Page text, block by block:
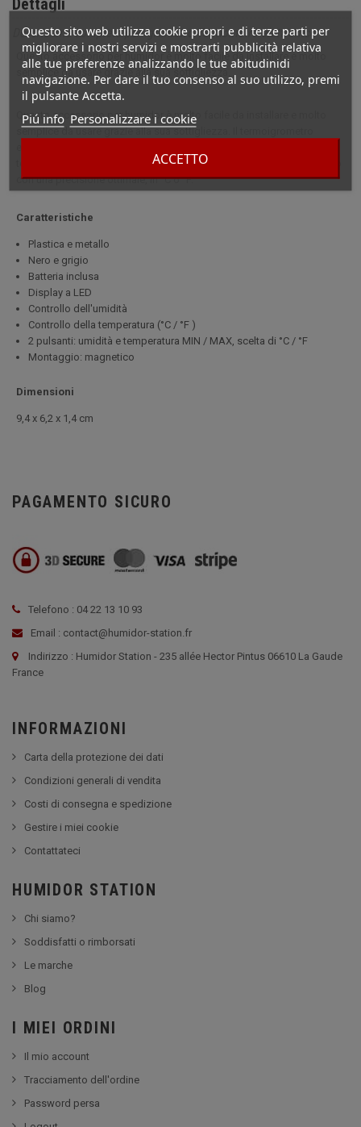
Questo sito web utilizza cookie propri e di terze parti per
migliorare i nostri servizi e mostrarti pubblicità relativa
alle tue preferenze analizzando le tue abitudinidi
navigazione. Per dare il tuo consenso al suo utilizzo, premi
il pulsante Accetta.
Piú info Personalizzare i cookie
ACCETTO
Dettagli
Descrizione completa per Igrometro-Termometro elettronico
Questo accessorio per humidor è molto facile da installare e molto
semplice da usare grazie alla sua sottigliezza.
Questo accessorio per humidor è molto facile da installare e molto
semplice da usare grazie alla sua sottigliezza. Il termoigrometro
temperatura e il livello di umidità all'interno dell'humidor stesso, il tutto
con una precisione ottimale, in °C o °F.
Caratteristiche
Plastica e metallo
Nero e grigio
Batteria inclusa
Display a LED
Controllo dell'umidità
Controllo della temperatura (°C / °F )
2 pulsanti: umidità e temperatura MIN / MAX, scelta di °C / °F
Montaggio: magnetico
Dimensioni
9,4 x 6,2 x 1,4 cm
PAGAMENTO SICURO
Telefono : 04 22 13 10 93
Email : contact@humidor-station.fr
Indirizzo : Humidor Station - 235 allée Hector Pintus 06610 La Gaude
France
INFORMAZIONI
Carta della protezione dei dati
Condizioni generali di vendita
Costi di consegna e spedizione
Gestire i miei cookie
Contattateci
HUMIDOR STATION
Chi siamo?
Soddisfatti o rimborsati
Le marche
Blog
I MIEI ORDINI
Il mio account
Tracciamento dell'ordine
Password persa